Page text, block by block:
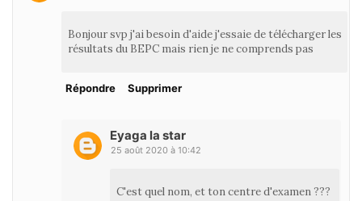
Bonjour svp j'ai besoin d'aide j'essaie de télécharger les
résultats du BEPC mais rien je ne comprends pas
Répondre Supprimer
Eyaga la star
25 août 2020 à 10:42
C'est quel nom, et ton centre d'examen ???